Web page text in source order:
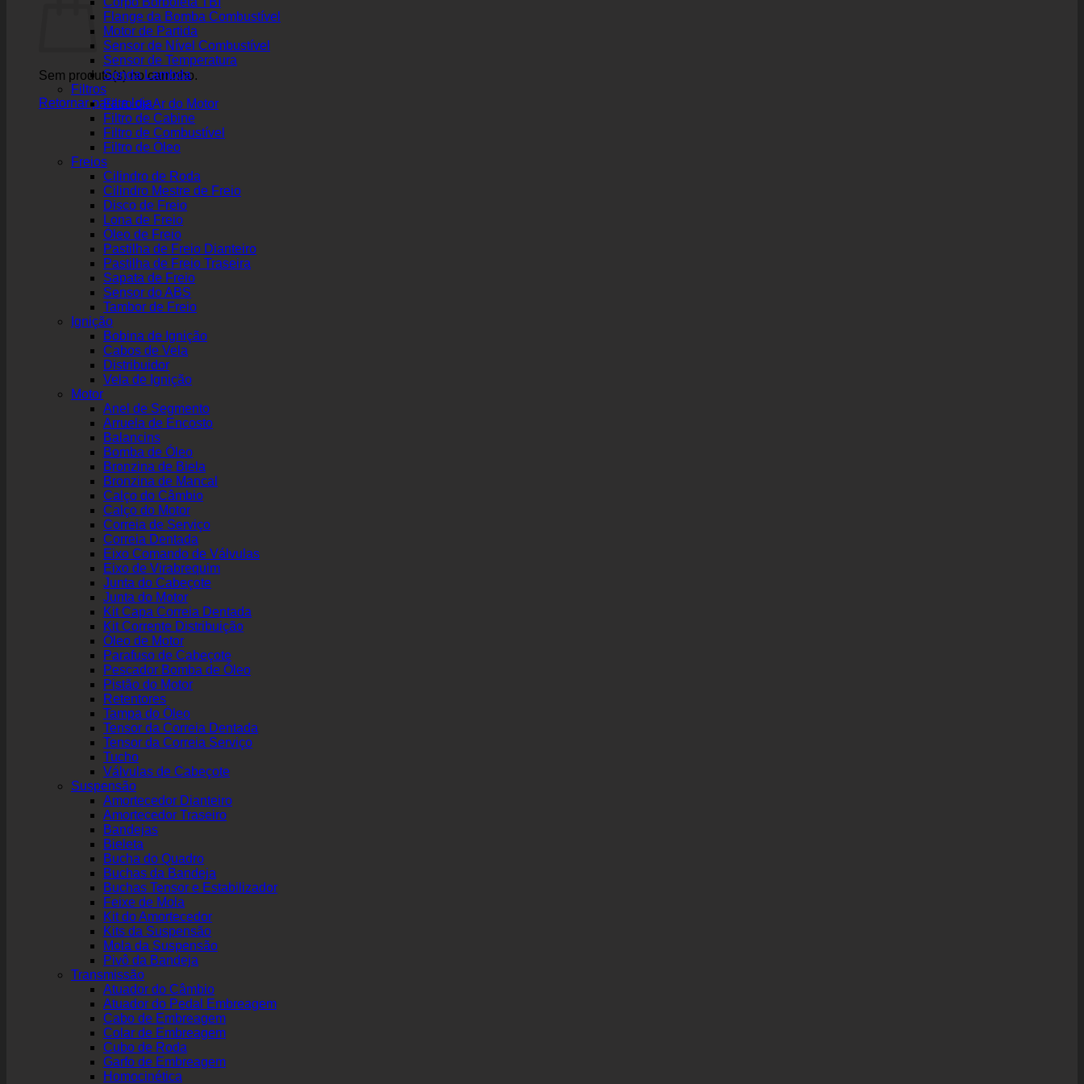
Sem produto(s) no carrinho.
Retornar para a loja
Flange da Bomba Combustível
Motor de Partida
Sensor de Nível Combustível
Sensor de Temperatura
Sonda Lambda
Filtros
Filtro de Ar do Motor
Filtro de Cabine
Filtro de Combustível
Filtro de Óleo
Freios
Cilindro de Roda
Cilindro Mestre de Freio
Disco de Freio
Lona de Freio
Óleo de Freio
Pastilha de Freio Dianteiro
Pastilha de Freio Traseira
Sapata de Freio
Sensor do ABS
Tambor de Freio
Ignição
Bobina de Ignição
Cabos de Vela
Distribuidor
Vela de Ignição
Motor
Anel de Segmento
Arruela de Encosto
Balancins
Bomba de Óleo
Bronzina de Biela
Bronzina de Mancal
Calço do Câmbio
Calço do Motor
Correia de Serviço
Correia Dentada
Eixo Comando de Válvulas
Eixo de Virabrequim
Junta do Cabeçote
Junta do Motor
Kit Capa Correia Dentada
Kit Corrente Distribuição
Óleo de Motor
Parafuso de Cabeçote
Pescador Bomba de Óleo
Pistão do Motor
Retentores
Tampa do Óleo
Tensor da Correia Dentada
Tensor da Correia Serviço
Tucho
Válvulas de Cabeçote
Suspensão
Amortecedor Dianteiro
Amortecedor Traseiro
Bandejas
Bieleta
Bucha do Quadro
Buchas da Bandeja
Buchas Tensor e Estabilizador
Feixe de Mola
Kit do Amortecedor
Kits da Suspensão
Mola da Suspensão
Pivô da Bandeja
Transmissão
Atuador do Câmbio
Atuador do Pedal Embreagem
Cabo de Embreagem
Colar de Embreagem
Cubo de Roda
Garfo de Embreagem
Homocinética